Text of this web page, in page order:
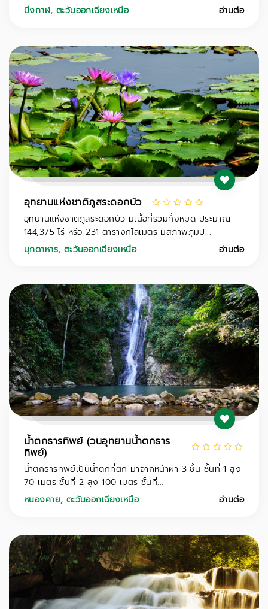
บึงกาฬ, ตะวันออกเฉียงเหนือ อ่านต่อ
อุทยานแห่งชาติภูสระดอกบัว
อุทยานแห่งชาติภูสระดอกบัว มีเนื้อที่รวมทั้งหมด ประมาณ
144,375 ไร่ หรือ 231 ตารางกิโลเมตร มีสภาพภูมิป...
มุกดาหาร, ตะวันออกเฉียงเหนือ อ่านต่อ
น้ำตกธารทิพย์ (วนอุทยานน้ำตกธาร
ทิพย์)
น้ำตกธารทิพย์เป็นน้ำตกที่ตก มาจากหน้าผา 3 ชั้น ชั้นที่ 1 สูง
70 เมตร ชั้นที่ 2 สูง 100 เมตร ชั้นที่...
หนองคาย, ตะวันออกเฉียงเหนือ อ่านต่อ